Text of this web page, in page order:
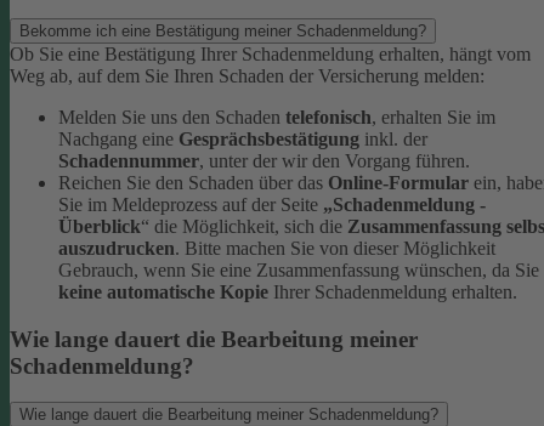
Bekomme ich eine Bestätigung meiner Schadenmeldung?
Ob Sie eine Bestätigung Ihrer Schadenmeldung erhalten, hängt vom
Weg ab, auf dem Sie Ihren Schaden der Versicherung melden:
Melden Sie uns den Schaden telefonisch, erhalten Sie im
Nachgang eine Gesprächsbestätigung inkl. der
Schadennummer, unter der wir den Vorgang führen.
Reichen Sie den Schaden über das Online-Formular ein,
Sie im Meldeprozess auf der Seite „Schadenmeldung -
Überblick“ die Möglichkeit, sich die Zusammenfassung
auszudrucken. Bitte machen Sie von dieser Möglichkeit
Gebrauch, wenn Sie eine Zusammenfassung wünschen, da Sie
keine automatische Kopie Ihrer Schadenmeldung erhalten.
Wie lange dauert die Bearbeitung meiner
Schadenmeldung?
Wie lange dauert die Bearbeitung meiner Schadenmeldung?